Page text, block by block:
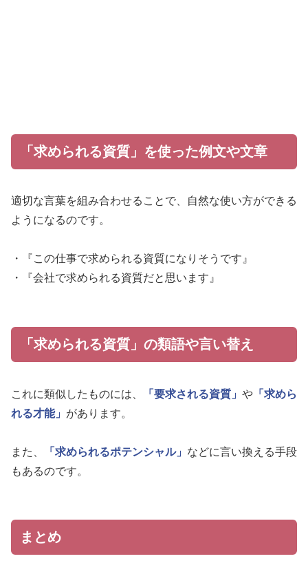
「求められる資質」を使った例文や文章
適切な言葉を組み合わせることで、自然な使い方ができる
ようになるのです。
・『この仕事で求められる資質になりそうです』
・『会社で求められる資質だと思います』
「求められる資質」の類語や言い替え
これに類似したものには、 「要求される資質」 や 「求めら
れる才能」 があります。
また、 「求められるポテンシャル」 などに言い換える手段
もあるのです。
まとめ